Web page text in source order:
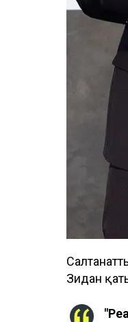
Зидан